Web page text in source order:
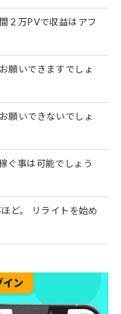
２万PVで収益はアフ
願いできますでしょ
願いできないでしょ
ぐ事は可能でしょう
ど。 リライトを始め